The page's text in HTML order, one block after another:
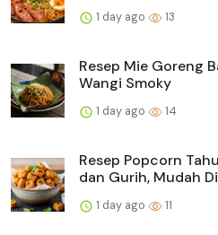
1 day ago 13
Resep Mie Goreng
Wangi Smoky
1 day ago 14
Resep Popcorn
dan Gurih, Mudah
1 day ago 11